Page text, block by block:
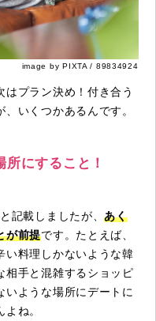
image by PIXTA / 89834924
プラン決め！付き合う
いくつかあるんです。
にすること！
記載しましたが、あく
が前提です。たとえば、
い料理しかないような韓
相手と混雑するショッピ
いような場所にデートに
ね。